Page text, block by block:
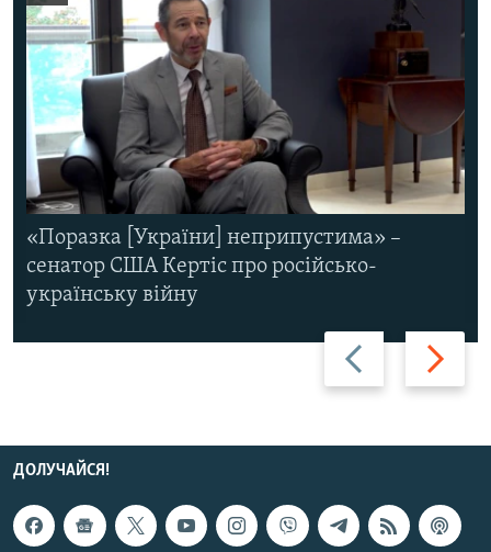
Назад Вперед
«Поразка [України] неприпустима» –
сенатор США Кертіс про російсько-
українську війну
ДОЛУЧАЙСЯ!